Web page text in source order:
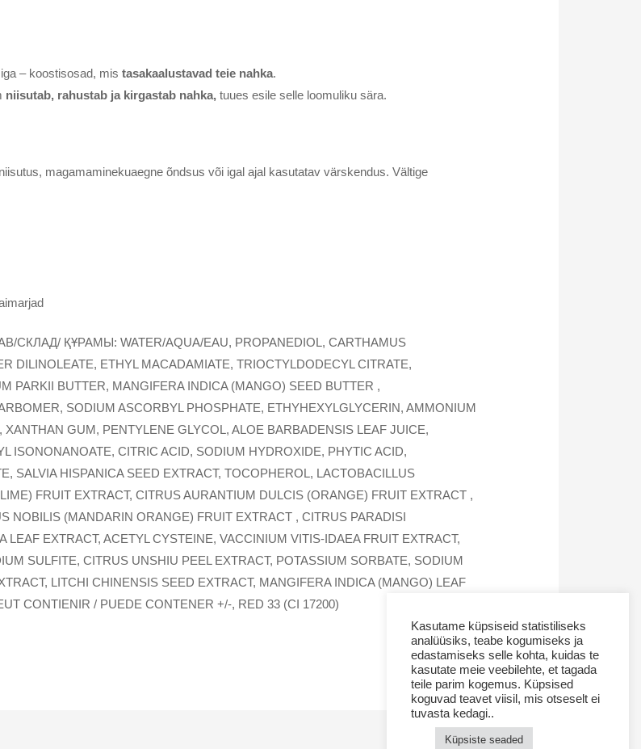
– koostisosad, mistasakaalustavad teie nahka.
niisutab, rahustab ja kirgastab nahka, tuues esile selle loomuliku sära.
magamaminekuaegne õndsus või igal ajal kasutatav värskendus. Vältige
СКЛАД/ ҚҰРАМЫ: WATER/AQUA/EAU, PROPANEDIOL, CARTHAMUS
DILINOLEATE, ETHYL MACADAMIATE, TRIOCTYLDODECYL CITRATE,
PARKII BUTTER, MANGIFERA INDICA (MANGO) SEED BUTTER ,
SODIUM ASCORBYL PHOSPHATE, ETHYHEXYLGLYCERIN, AMMONIUM
GUM, PENTYLENE GLYCOL, ALOE BARBADENSIS LEAF JUICE,
ISONONANOATE, CITRIC ACID, SODIUM HYDROXIDE, PHYTIC ACID,
SALVIA HISPANICA SEED EXTRACT, TOCOPHEROL, LACTOBACILLUS
FRUIT EXTRACT, CITRUS AURANTIUM DULCIS (ORANGE) FRUIT EXTRACT ,
NOBILIS (MANDARIN ORANGE) FRUIT EXTRACT , CITRUS PARADISI
EXTRACT, ACETYL CYSTEINE, VACCINIUM VITIS-IDAEA FRUIT EXTRACT,
SULFITE, CITRUS UNSHIU PEEL EXTRACT, POTASSIUM SORBATE, SODIUM
LITCHI CHINENSIS SEED EXTRACT, MANGIFERA INDICA (MANGO) LEAF
CONTIENIR / PUEDE CONTENER +/-, RED 33 (CI 17200)
Kasutame küpsiseid statistiliseks
analüüsiks, teabe kogumiseks ja
edastamiseks selle kohta, kuidas te
kasutate meie veebilehte, et tagada
teile parim kogemus. Küpsised
koguvad teavet viisil, mis otseselt ei
tuvasta kedagi..
Küpsiste seaded